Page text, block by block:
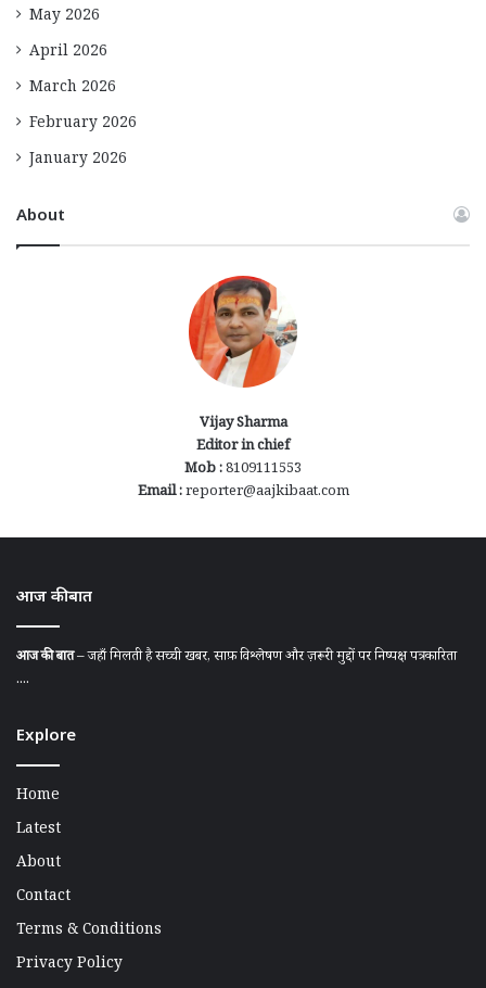
May 2026
April 2026
March 2026
February 2026
January 2026
About
Vijay Sharma
Editor in chief
Mob :8109111553
Email :reporter@aajkibaat.com
आज की बात
आज की बात– जहाँ मिलती है सच्ची खबर, साफ़ विश्लेषण और ज़रूरी मुद्दों पर निष्पक्ष पत्रकारिता
....
Explore
Home
Latest
About
Contact
Terms & Conditions
Privacy Policy